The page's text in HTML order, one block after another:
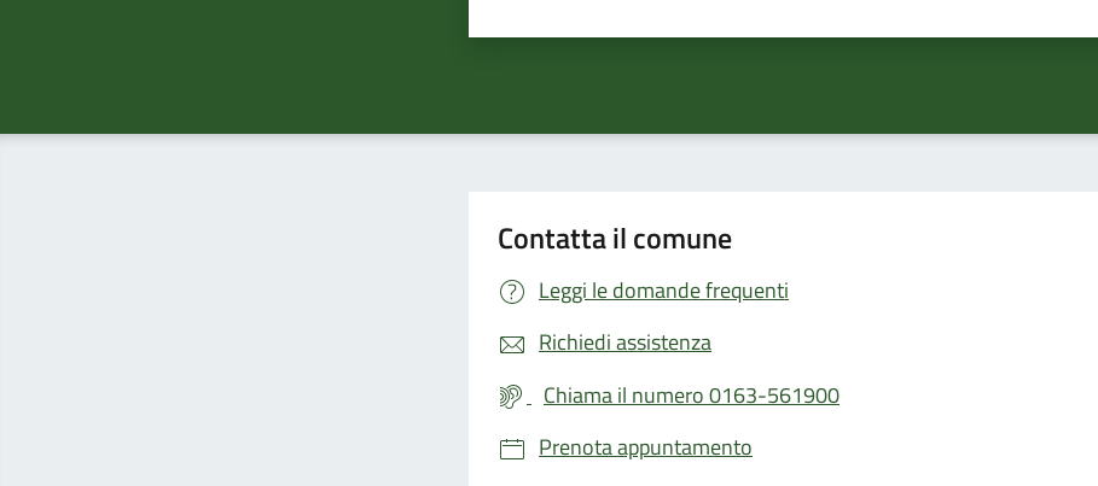
Contatta il comune
Leggi le domande frequenti
Richiedi assistenza
Chiama il numero 0163-561900
Prenota appuntamento